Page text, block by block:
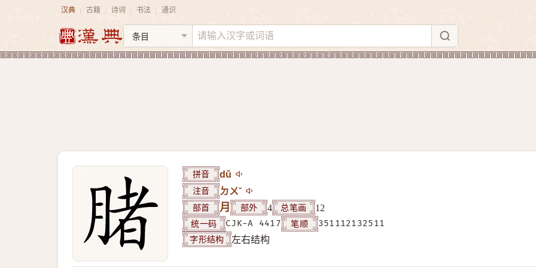
汉典 古籍 诗词 书法 通识
拼音 dǔ
注音 ㄉㄨˇ
部首 月 部外 4 总笔画 12
统一码 CJK-A 4417 笔顺 351112132511
字形结构 左右结构